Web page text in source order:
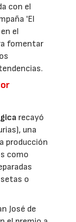
con el
'El
el
fomentar
recayó
una
producción
como
o
José de